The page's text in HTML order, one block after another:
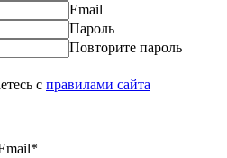
Email
Пароль
Повторите пароль
с правилами сайта